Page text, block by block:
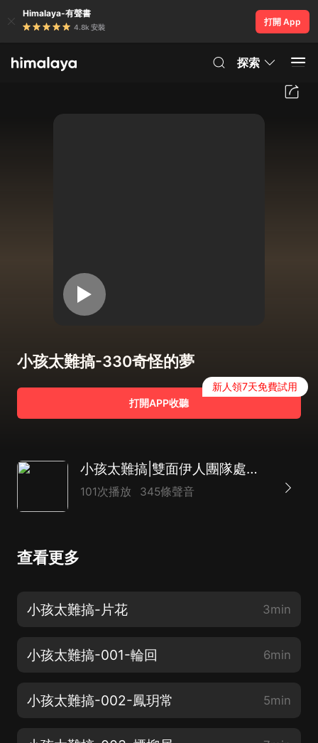
Himalaya-有聲書
4.8k 安裝
打開 App
探索
小孩太難搞-330奇怪的夢
打開APP收聽
新人領7天免費試用
小孩太難搞|雙面伊人團隊處女作
101次播放 345條聲音
查看更多
小孩太難搞-片花 3min
小孩太難搞-001-輪回 6min
小孩太難搞-002-鳳玥常 5min